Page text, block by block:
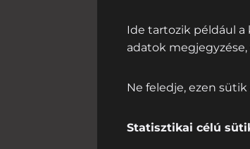
Ide tartozik például a
adatok
Ne feledje, ezen
Statisztikai célú